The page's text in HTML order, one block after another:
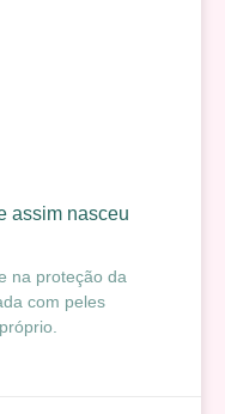
assim nasceu
na proteção da
com peles